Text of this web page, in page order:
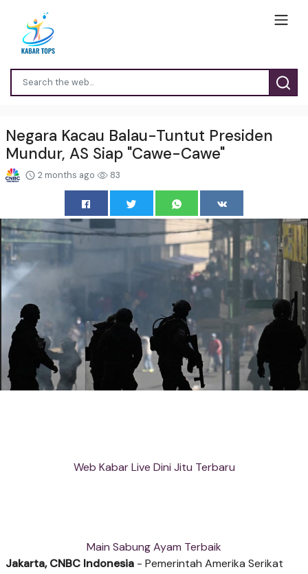
Negara Kacau Balau-Tuntut Presiden
Mundur, AS Siap "Cawe-Cawe"
2 months ago 83
Web Kabar Live Dini Jitu Terbaru
Main Sabung Ayam Terbaik
Jakarta, CNBC Indonesia - Pemerintah Amerika Serikat